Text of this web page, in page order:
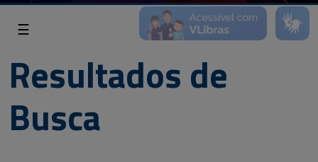
☰
Resultados de
Busca